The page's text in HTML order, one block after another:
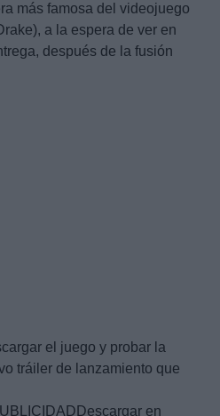
más famosa del videojuego
a la espera de ver en
después de la fusión
el juego y probar la
tráiler de lanzamiento que
en